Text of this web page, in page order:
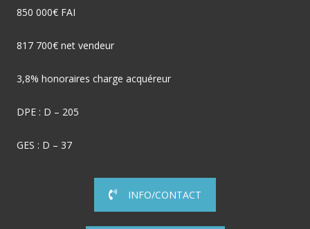
850 000€ FAI
817 700€ net vendeur
3,8% honoraires charge acquéreur
DPE : D – 205
GES : D – 37
INFO/CONTACT